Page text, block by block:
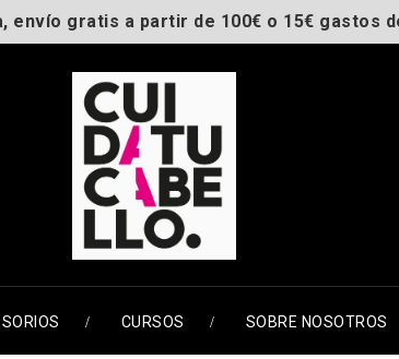
envío gratis a partir de 100€ o 15€ gastos
CURSOS SOBRE NOSOTROS